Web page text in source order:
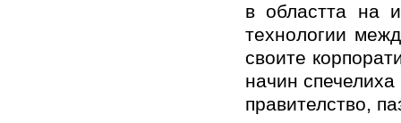
в областта на
технологии
своите
начин
правителство,